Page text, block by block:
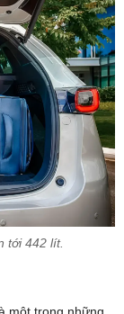
tới 442 lít.